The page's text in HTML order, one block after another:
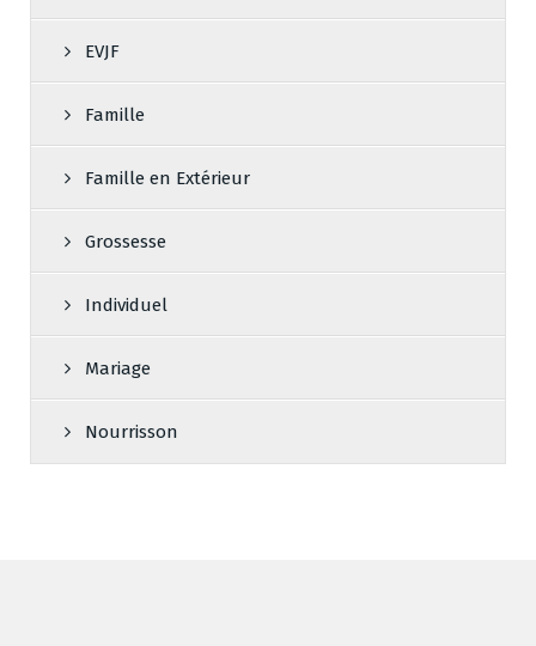
EVJF
Famille
Famille en Extérieur
Grossesse
Individuel
Mariage
Nourrisson